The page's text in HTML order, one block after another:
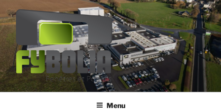
FYBOLIA
Fenêtres et Portails
Menu